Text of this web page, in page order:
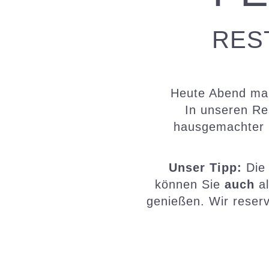
Heute Abend
In unseren
Unser Tipp:
können Sie auch
genießen. Wir